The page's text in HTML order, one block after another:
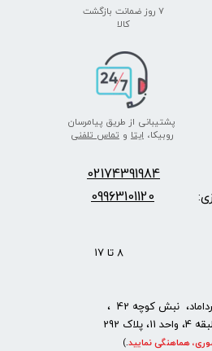
پشتیبانی از طریق پیامرسان
روبیکا،ایتا وتماس تلفنی
۷ روز ضمانت بازگشت
​​​​​​​کالا
02174391984
09963101120
8 تا 17
نبش کوچه 42 ،
292
هماهنگی نمایید.
)